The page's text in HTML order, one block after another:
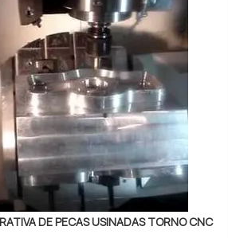
DE PECAS USINADAS TORNO CNC